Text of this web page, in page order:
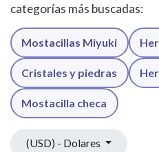
categorías más buscadas:
Mostacillas Miyuki
Cristales y piedras
Mostacilla checa
(USD) - Dolares